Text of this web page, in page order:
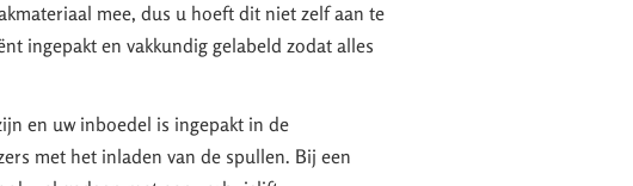
mee, dus u hoeft dit niet zelf aan te
ingepakt en vakkundig gelabeld zodat alles
en uw inboedel is ingepakt in de
met het inladen van de spullen. Bij een